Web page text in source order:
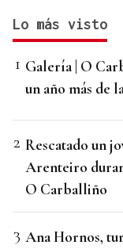
Lo más visto
Galería | O
un año más de
Rescatado un
Arenteiro
O Carballiño
Ana Hornos,